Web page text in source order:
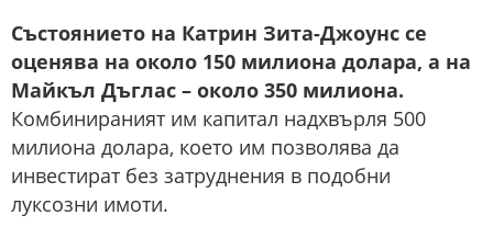
Състоянието на Катрин Зита-Джоунс се
оценява на около 150 милиона долара, а на
Майкъл Дъглас – около 350 милиона.
Комбинираният им капитал надхвърля 500
милиона долара, което им позволява да
инвестират без затруднения в подобни
луксозни имоти.